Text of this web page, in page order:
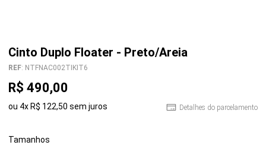
Cinto Duplo Floater - Preto/Areia
REF: NTFNAC002TIKIT6
R$ 490,00
ou 4x R$ 122,50 sem juros Detalhes do parcelamento
Tamanhos